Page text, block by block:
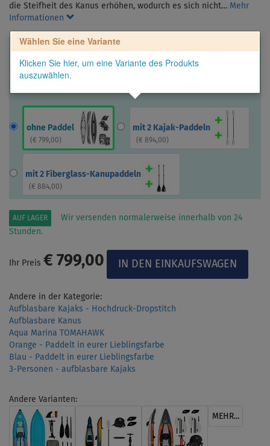
die Steifheit des Kanus erhöhen, wodurch es sich nicht… Mehr
Informationen
Wählen Sie eine Variante
Klicken Sie hier, um eine Variante des Produkts
auszuwählen.
ohne Paddel
( € 799,00)
mit 2 Kajak-Paddeln
( € 894,00)
mit 2 Fiberglass-Kanupaddeln
( € 884,00)
AUF LAGER
Wir versenden normalerweise innerhalb von 24
Stunden.
Ihr Preis € 799,00
Andere in der Kategorie:
Aufblasbare Kajaks - Hochdruck-Dropstitch
Aufblasbare Kanus
Aqua Marina TOMAHAWK
Orange - Paddelt in eurer Lieblingsfarbe
Blau - Paddelt in eurer Lieblingsfarbe
3-Personen - aufblasbare Kajaks
Andere Varianten:
MEHR...